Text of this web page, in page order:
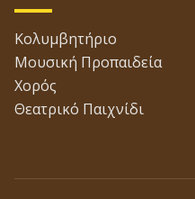
Κολυμβητήριο
Μουσική Προπαιδεία
Χορός
Θεατρικό Παιχνίδι